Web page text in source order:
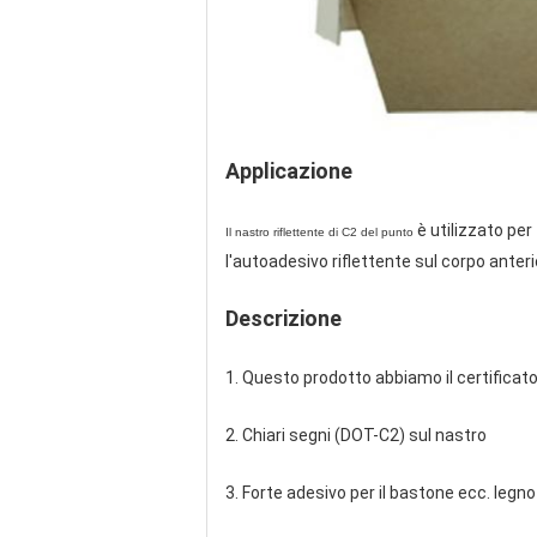
Applicazione
Il nastro riflettente di C2 del punto è utilizzato per
l'autoadesivo riflettente sul corpo
Descrizione
1. Questo prodotto abbiamo il certificato
2. Chiari segni (DOT-C2) sul nastro
3. Forte adesivo per il bastone ecc.